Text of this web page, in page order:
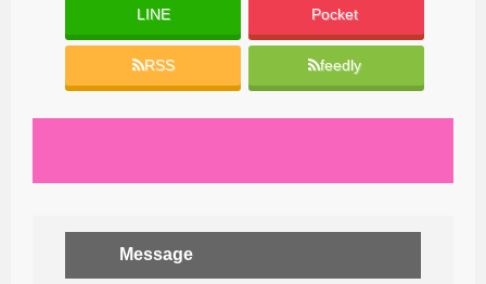
LINE Pocket
RSS feedly
Message